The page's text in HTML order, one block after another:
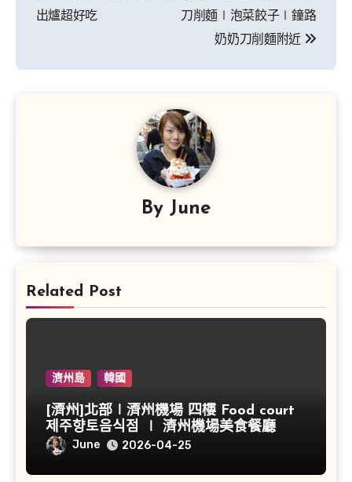
導出爐超好吃
刀削麵∣泡菜餃子∣鐘路
奶奶刀削麵附近
By June
Related Post
濟州島 韓國
[濟州]北部∣濟州機場 四樓 Food court
제주향토음식점 ∣ 濟州機場美食餐廳
June 2026-04-25